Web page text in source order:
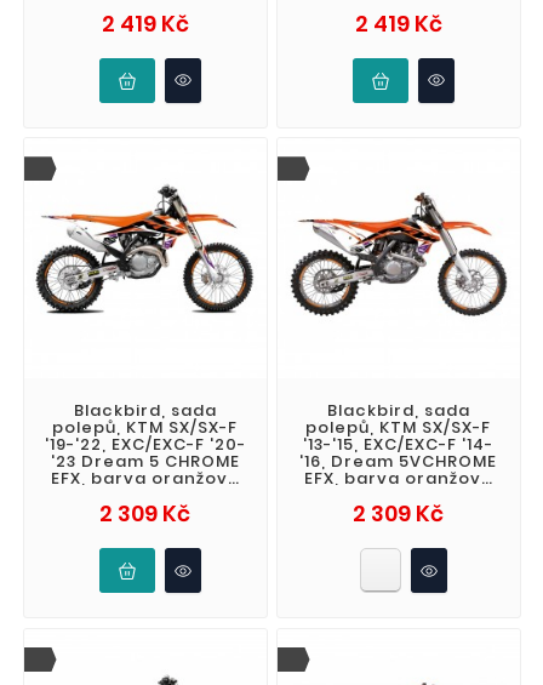
0,01mm 53,9
2 419 KčCena 53,94mm)
2 419 KčCena
Blackbird, sada
polepů, KTM SX/SX-F
'19-'22, EXC/EXC-F '20-
'23 Dream 5 CHROME
EFX, barva oranžová
2 309 KčCena
Blackbird, sada
polepů, KTM SX/SX-F
'13-'15, EXC/EXC-F '14-
'16, Dream 5VCHROME
EFX, barva oranžová
2 309 KčCena